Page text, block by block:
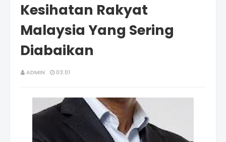
Kesihatan Rakyat
Malaysia Yang Sering
Diabaikan
ADMIN 03:01